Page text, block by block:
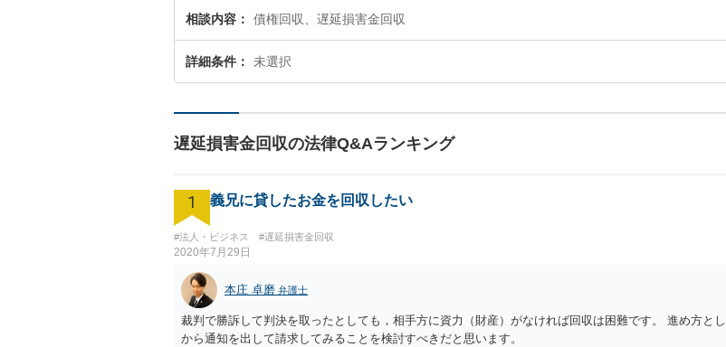
相談内容 債権回収、遅延損害金回収
詳細条件 未選択
遅延損害金回収の法律Q&Aランキング
1 義兄に貸したお金を回収したい
#法人・ビジネス #遅延損害金回収
2020年7月29日
本庄 卓磨 弁護士
裁判で勝訴して判決を取ったとしても，相手方に資力（財産）がなければ回収は困難です。 進め方と
から通知を出して請求してみることを検討すべきだと思います。